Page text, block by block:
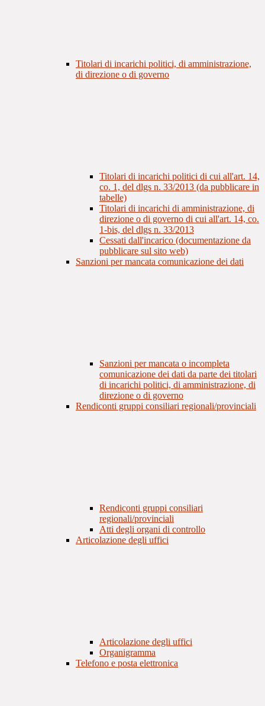
Titolari di incarichi politici, di amministrazione,
di direzione o di governo
Titolari di incarichi politici di cui all'art. 14,
co. 1, del dlgs n. 33/2013 (da pubblicare in
tabelle)
Titolari di incarichi di amministrazione, di
direzione o di governo di cui all'art. 14, co.
1-bis, del dlgs n. 33/2013
Cessati dall'incarico (documentazione da
pubblicare sul sito web)
Sanzioni per mancata comunicazione dei dati
Sanzioni per mancata o incompleta
comunicazione dei dati da parte dei titolari
di incarichi politici, di amministrazione, di
direzione o di governo
Rendiconti gruppi consiliari regionali/provinciali
Rendiconti gruppi consiliari
regionali/provinciali
Atti degli organi di controllo
Articolazione degli uffici
Articolazione degli uffici
Organigramma
Telefono e posta elettronica